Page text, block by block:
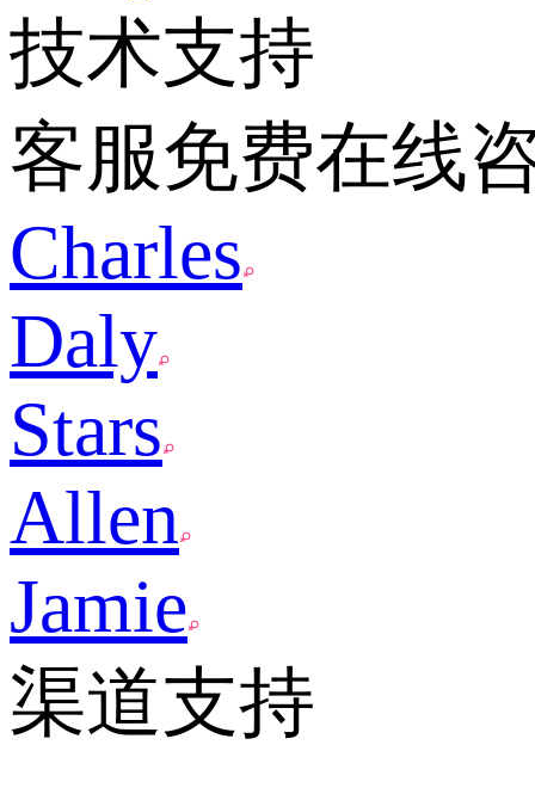
技术支持
客服免费在线
Charles
Daly
Stars
Allen
Jamie
渠道支持